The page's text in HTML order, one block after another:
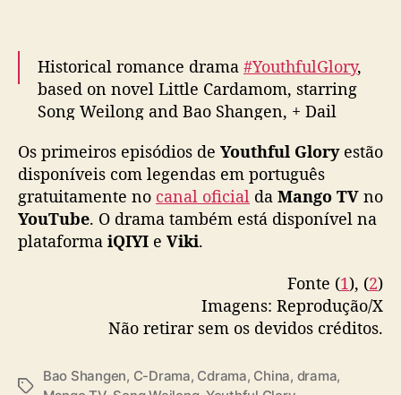
í
v
e
c
o
m
l
e
d
a
m
Historical romance drama #YouthfulGlory,
based on novel Little Cardamom, starring
Song Weilong and Bao Shangen, + Dail
releases trailer ahead of today’s premiere#
韶华若锦
pic.twitter.com/hiiJLF325v
— cdrama tweets (@dramapotatoe)
Os primeiros episódios de Youthful Gloryestão
disponíveis com legendas em português
gratuitamente no canal oficial da Mango TV no
YouTube. O drama também está disponível na
plataforma iQIYI e Viki.
Fonte (1), (2)
Imagens: Reprodução/X
Não retirar sem os devidos créditos.
T
Bao Shangen, C-Drama, Cdrama, China, drama,